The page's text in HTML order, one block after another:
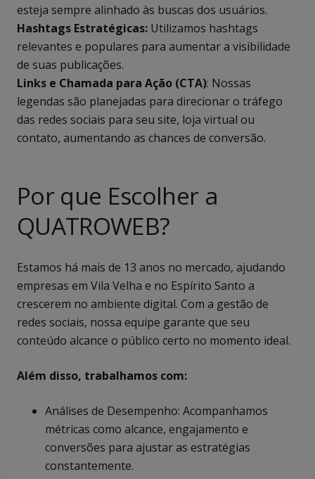
esteja sempre alinhado às buscas dos usuários.
Hashtags Estratégicas: Utilizamos hashtags
relevantes e populares para aumentar a visibilidade
de suas publicações.
Links e Chamada para Ação (CTA): Nossas
legendas são planejadas para direcionar o tráfego
das redes sociais para seu site, loja virtual ou
contato, aumentando as chances de conversão.
Por que Escolher a
QUATROWEB?
Estamos há mais de 13 anos no mercado, ajudando
empresas em Vila Velha e no Espírito Santo a
crescerem no ambiente digital. Com a gestão de
redes sociais, nossa equipe garante que seu
conteúdo alcance o público certo no momento ideal.
Além disso, trabalhamos com:
Análises de Desempenho: Acompanhamos
métricas como alcance, engajamento e
conversões para ajustar as estratégias
constantemente.